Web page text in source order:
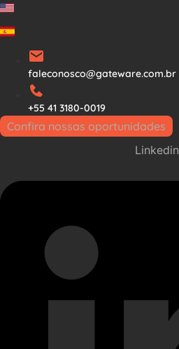
Ir
para
conteúdo
faleconosco@gateware.com.br
+55 41 3180-0019
Confira nossas oportunidades
Linkedin